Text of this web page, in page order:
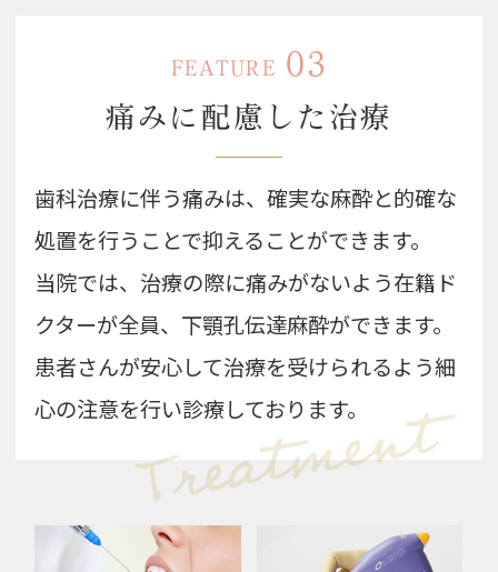
FEATURE 03
痛みに配慮した 治療
歯科治療に伴う痛みは、確実な麻酔と的確な
処置を行うことで抑えることができます。
当院では、治療の際に痛みがないよう在籍ド
クターが全員、下顎孔伝達麻酔ができます。
患者さんが安心して治療を受けられるよう細
心の注意を行い診療しております。